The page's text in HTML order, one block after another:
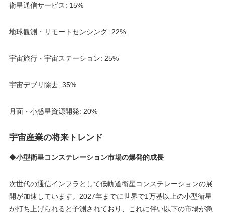
衛星通信サービス: 15%
地球観測・リモートセンシング: 22%
宇宙旅行・宇宙ステーション: 25%
宇宙デブリ除去: 35%
月面・小惑星資源開発: 20%
宇宙産業の将来トレンド
◆小型衛星コンステレーション市場の爆発的成長
次世代の通信インフラとして低軌道衛星コンステレーションの展
開が加速しています。2027年までに世界で1万基以上の小型衛星
が打ち上げられると予測されており、これに伴い以下の市場が急